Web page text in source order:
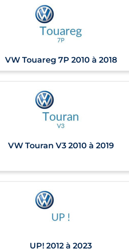
VW Touareg 7P 2010 à 2018
VW Touran V3 2010 à 2019
UP! 2012 à 2023